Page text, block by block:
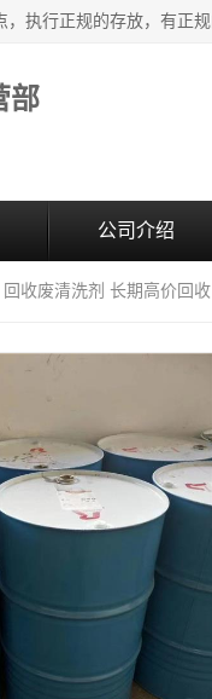
部
公司介绍
收废清洗剂 长期高价回